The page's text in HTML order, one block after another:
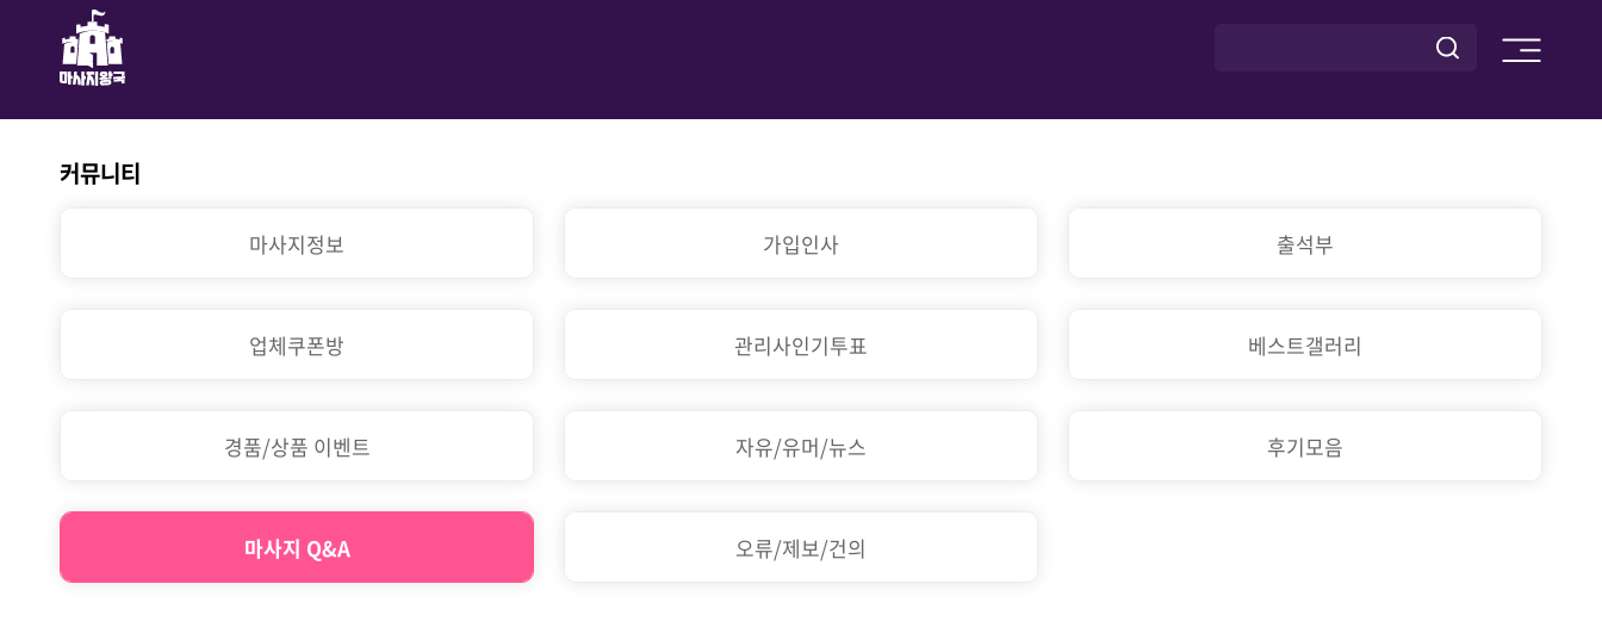
커뮤니티
마사지정보 가입인사 출석부
업체쿠폰방 관리사인기투표 베스트갤러리
경품/상품 이벤트 자유/유머/뉴스 후기모음
마사지 Q&A 오류/제보/건의